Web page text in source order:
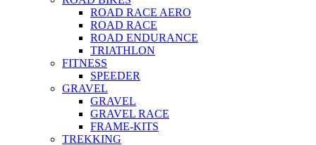
ROAD RACE AERO
ROAD RACE
ROAD ENDURANCE
TRIATHLON
FITNESS
SPEEDER
GRAVEL
GRAVEL
GRAVEL RACE
FRAME-KITS
TREKKING